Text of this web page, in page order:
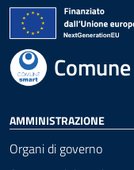
AMMINISTRAZIONE
Organi di governo